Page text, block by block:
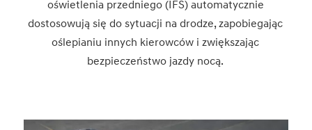
oświetlenia przedniego (IFS) automatycznie
dostosowują się do sytuacji na drodze, zapobiegając
oślepianiu innych kierowców i zwiększając
bezpieczeństwo jazdy nocą.